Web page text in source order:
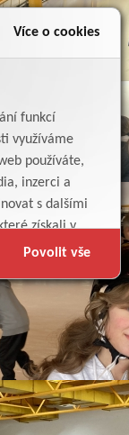
Více o cookies
funkcí
využíváme
používáte,
inzerci a
s dalšími
získali v
Povolit vše